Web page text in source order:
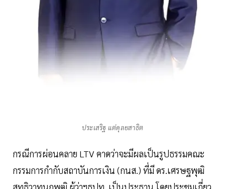
ประเสริฐ แต่ดุลยสาธิต
กรณีการผ่อนคลาย LTV คาดว่าจะมีผลเป็นรูปธรรมคณะ
กรรมการกำกับสถาบันการเงิน (กนส.) ที่มี ดร.เศรษฐพุฒิ
สุทธิวาทนฤพุฒิ ผู้ว่าฯธปท. เป็นประธาน โดยประชุมเกี่ยว